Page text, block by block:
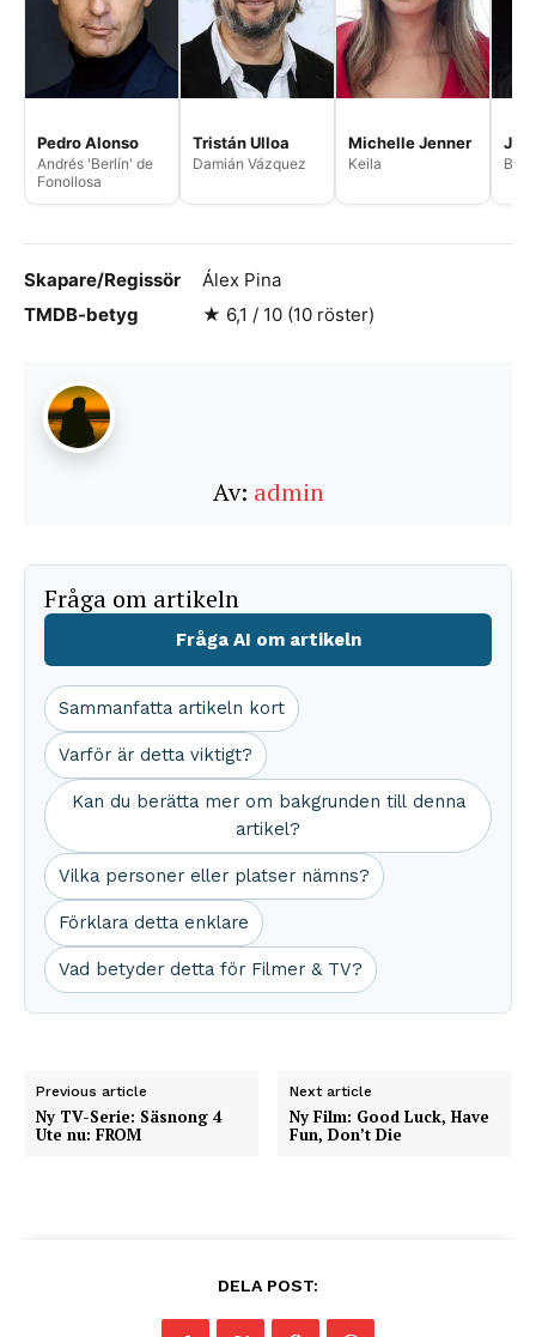
Pedro Alonso
Andrés 'Berlín' de
Fonollosa
Tristán Ulloa
Damián Vázquez
Michelle Jenner
Keila
Skapare/Regissör
Álex Pina
TMDB-betyg
★ 6,1 / 10 (10 röster)
Av: admin
Fråga om artikeln
Fråga AI om artikeln
Sammanfatta artikeln kort
Varför är detta viktigt?
Kan du berätta mer om bakgrunden till denna
artikel?
Vilka personer eller platser nämns?
Förklara detta enklare
Vad betyder detta för Filmer & TV?
Previous article
Ny TV-Serie: Säsnong 4
Ute nu: FROM
Next article
Ny Film: Good Luck, Have
Fun, Don’t Die
DELA POST: